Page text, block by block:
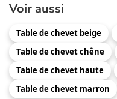
Voir aussi
Table de chevet beige
Table de chevet chêne
Table de chevet haute
Table de chevet marron